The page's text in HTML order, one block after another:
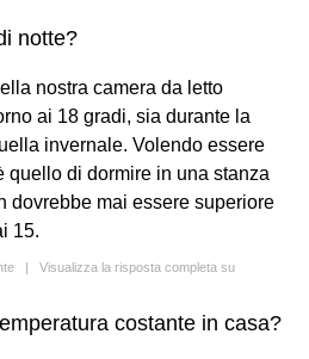
notte?
nostra camera da letto
ai 18 gradi, sia durante la
invernale. Volendo essere
quello di dormire in una stanza
dovrebbe mai essere superiore
15.
| Visualizza la risposta completa su
costante in casa?